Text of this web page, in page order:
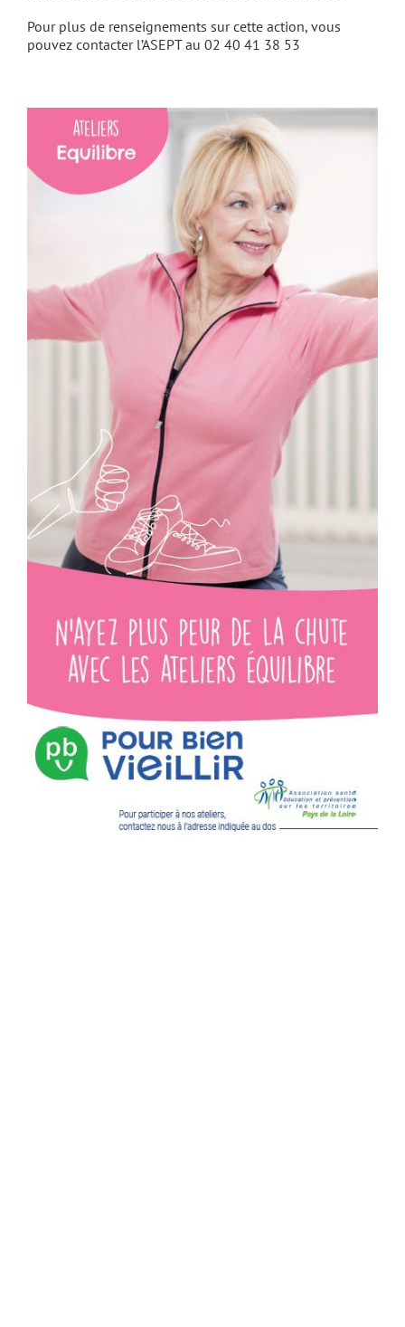
Pour plus de renseignements sur cette action, vous
pouvez contacter l’ASEPT au 02 40 41 38 53